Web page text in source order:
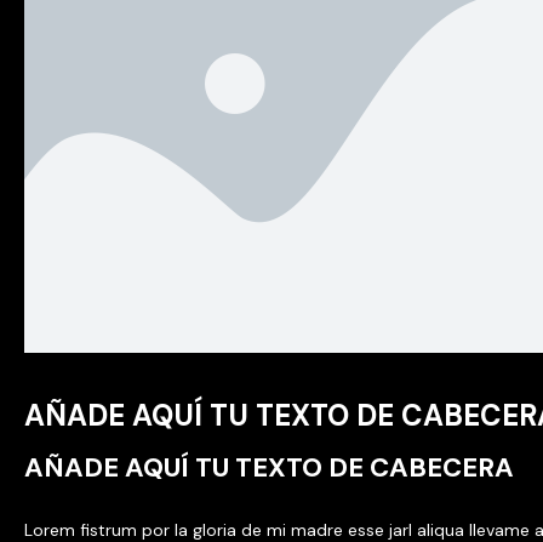
AÑADE AQUÍ TU TEXTO DE
AÑADE AQUÍ TU TEXTO DE CABECERA
Lorem fistrum por la gloria de mi madre esse jarl aliqua llevame